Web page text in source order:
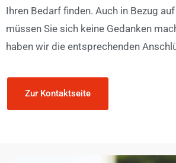
Ihren Bedarf finden. Auch in Bezug
müssen Sie sich keine Gedanken
haben wir die entsprechenden
Zur Kontaktseite